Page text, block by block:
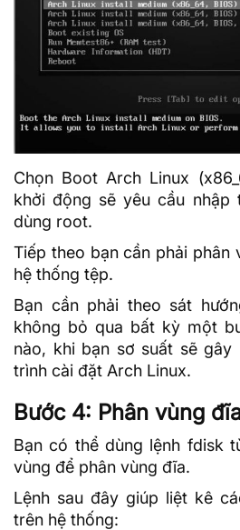
Chọn Boot Arch Linux
khởi động sẽ yêu cầu nhập
dùng root.
Tiếp theo bạn cần phải phân
hệ thống tệp.
Bạn cần phải theo sát
không bỏ qua bất kỳ một
nào, khi bạn sơ suất sẽ gây
trình cài đặt Arch Linux.
Bước 4: Phân vùng
Bạn có thể dùng lệnh fdisk
vùng để phân vùng đĩa.
Lệnh sau đây giúp liệt kê
trên hệ thống: